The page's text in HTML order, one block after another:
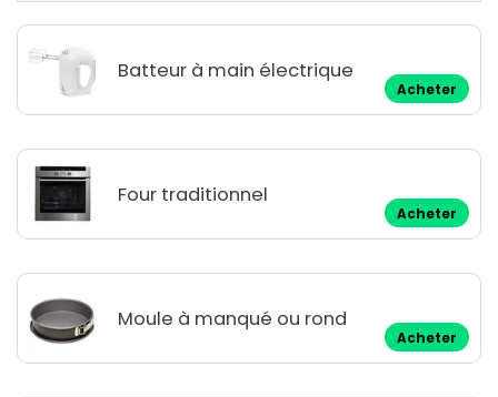
Batteur à main électrique
Acheter
Four traditionnel
Acheter
Moule à manqué ou rond
Acheter